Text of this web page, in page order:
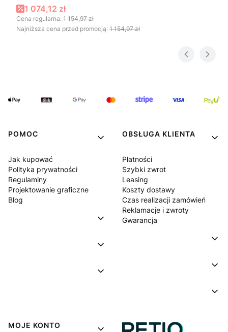
Cena promocyjna
1 074,12 zł
Cena regularna: 1 154,97 zł
Najniższa cena przed promocją: 1 154,97 zł
POMOC
Jak kupować
Polityka prywatności
Regulaminy
Projektowanie graficzne
Blog
OBSŁUGA KLIENTA
Płatności
Szybki zwrot
Leasing
Koszty dostawy
Czas realizacji zamówień
Reklamacje i zwroty
Gwarancja
MOJE KONTO